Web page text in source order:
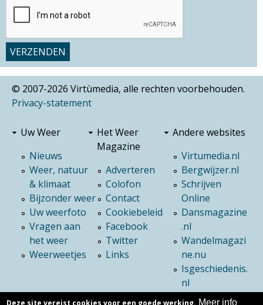
© 2007-2026 Virtùmedia, alle rechten voorbehouden.
Privacy-statement
Uw Weer
Nieuws
Weer, natuur
& klimaat
Bijzonder weer
Uw weerfoto
Vragen aan
het weer
Weerweetjes
Het Weer
Magazine
Adverteren
Colofon
Contact
Cookiebeleid
Facebook
Twitter
Links
Andere websites
Virtumedia.nl
Bergwijzer.nl
Schrijven
Online
Dansmagazine
.nl
Wandelmagazi
ne.nu
Isgeschiedenis.
nl
Deze site vereist cookies voor een goede werking. Meer info